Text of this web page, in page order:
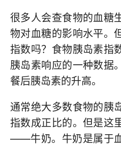
很多人会查食物的血糖
物对血糖的影响水平。
指数吗？食物胰岛素指
胰岛素响应的一种数据
餐后胰岛素的升高。
通常绝大多数食物的胰
指数成正比的。但是这
——牛奶。牛奶是属于